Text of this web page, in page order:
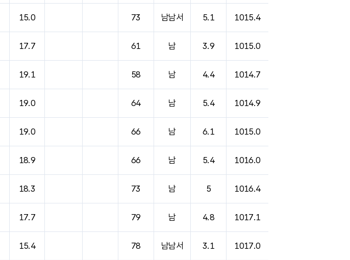
15.0 73 남남서 5.1 1015.4
17.7 61 남 3.9 1015.0
19.1 58 남 4.4 1014.7
19.0 64 남 5.4 1014.9
19.0 66 남 6.1 1015.0
18.9 66 남 5.4 1016.0
18.3 73 남 5 1016.4
17.7 79 남 4.8 1017.1
15.4 78 남남서 3.1 1017.0